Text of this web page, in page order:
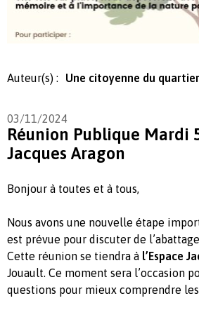
Auteur(s) : Une citoyenne du
03/11/2024
Réunion Publique Mardi
Jacques Aragon
Bonjour à toutes et à tous,
Nous avons une nouvelle étape
est prévue pour discuter de
Cette réunion se tiendra à l’Espace
Jouault. Ce moment sera l’occasion
questions pour mieux comprendre